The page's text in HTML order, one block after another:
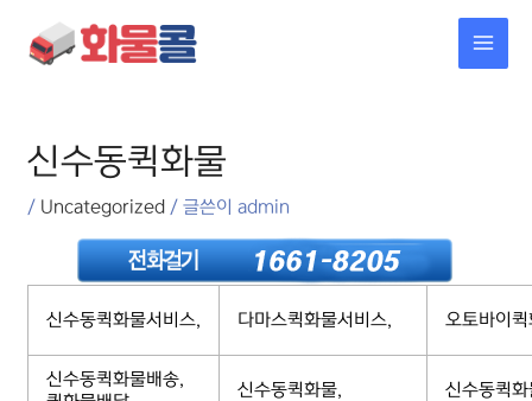
건너뛰기
신수동퀵화물
/ Uncategorized / 글쓴이admin
신수동퀵화물서비스, 다마스퀵화물서비스, 오토바이
신수동퀵화물배송,
신수동퀵화물, 신수동퀵